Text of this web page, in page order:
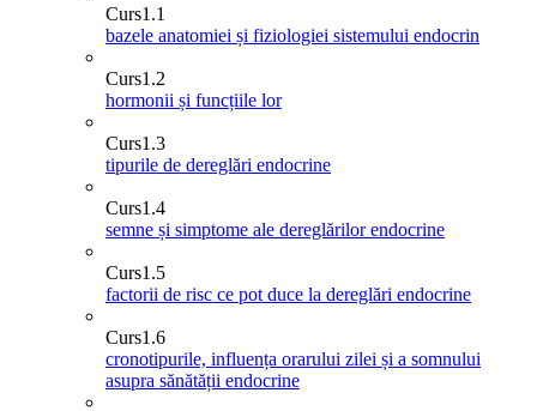
Curs1.1
bazele anatomiei și fiziologiei sistemului endocrin
Curs1.2
hormonii și funcțiile lor
Curs1.3
tipurile de dereglări endocrine
Curs1.4
semne și simptome ale dereglărilor endocrine
Curs1.5
factorii de risc ce pot duce la dereglări endocrine
Curs1.6
cronotipurile, influența orarului zilei și a somnului
asupra sănătății endocrine